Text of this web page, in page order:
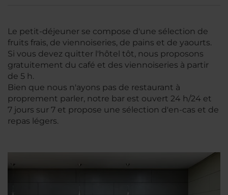
Le petit-déjeuner se compose d'une sélection de
fruits frais, de viennoiseries, de pains et de yaourts.
Si vous devez quitter l'hôtel tôt, nous proposons
gratuitement du café et des viennoiseries à partir
de 5 h.
Bien que nous n'ayons pas de restaurant à
proprement parler, notre bar est ouvert 24 h/24 et
7 jours sur 7 et propose une sélection d'en-cas et de
repas légers.